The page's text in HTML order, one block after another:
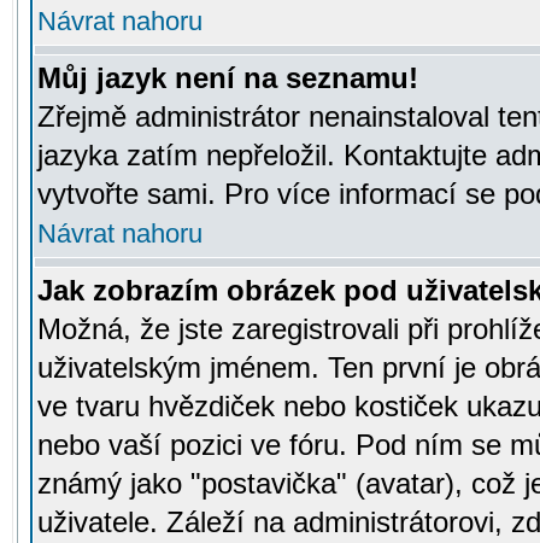
Návrat nahoru
Můj jazyk není na seznamu!
Zřejmě administrátor nenainstaloval
jazyka zatím nepřeložil. Kontaktujte
vytvořte sami. Pro více informací se
Návrat nahoru
Jak zobrazím obrázek pod
Možná, že jste zaregistrovali při
uživatelským jménem. Ten první je
ve tvaru hvězdiček nebo kostiček
nebo vaší pozici ve fóru. Pod ním se
známý jako "postavička" (avatar), což
uživatele. Záleží na administrátorovi,